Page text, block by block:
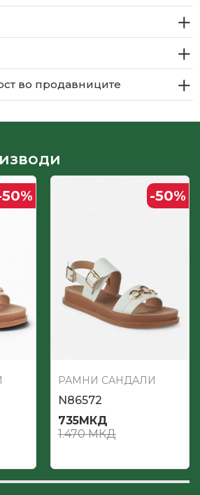
во продавниците
% -50%
РАМНИ САНДАЛИ
N86572
735МКД
1.470МКД